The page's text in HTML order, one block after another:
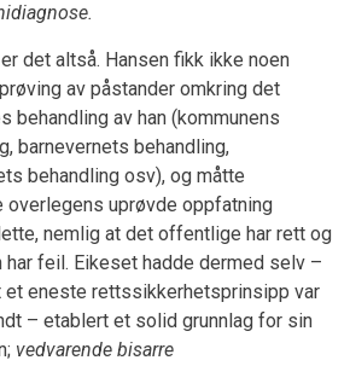
det altså. Hansen fikk ikke noen
av påstander omkring det
behandling av han (kommunens
barnevernets behandling,
behandling osv), og måtte
overlegens uprøvde oppfatning
nemlig at det offentlige har rett og
har feil. Eikeset hadde dermed selv –
et eneste rettssikkerhetsprinsipp var
– etablert et solid grunnlag for sin
vedvarende bisarre